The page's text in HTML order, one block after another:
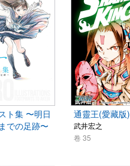
ト集 〜明日
での足跡〜
通靈王(愛藏版)
武井宏之
卷 35